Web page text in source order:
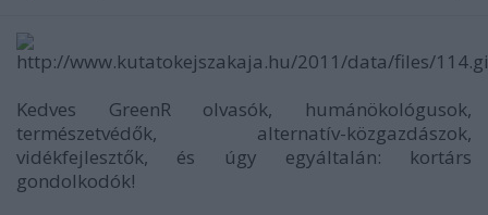
Kedves GreenR olvasók, humánökológusok,
természetvédők, alternatív-közgazdászok,
vidékfejlesztők, és úgy egyáltalán: kortárs
gondolkodók!